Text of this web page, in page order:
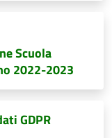
Scuola
2022-2023
GDPR